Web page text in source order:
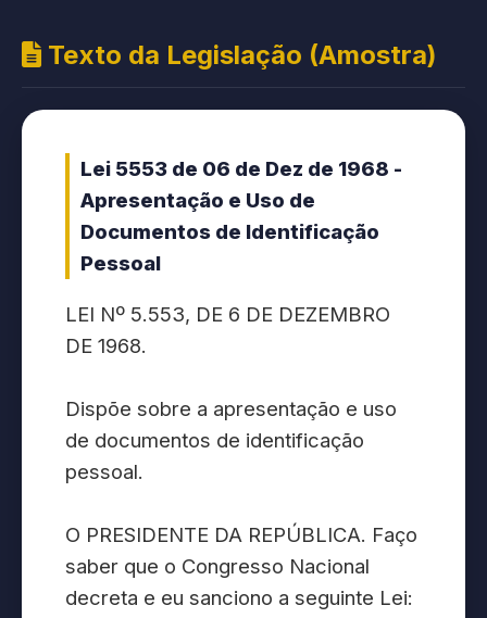
Texto da Legislação (Amostra)
Lei 5553 de 06 de Dez de 1968 -
Apresentação e Uso de
Documentos de Identificação
Pessoal
LEI Nº 5.553, DE 6 DE DEZEMBRO
DE 1968.
Dispõe sobre a apresentação e uso
de documentos de identificação
pessoal.
O PRESIDENTE DA REPÚBLICA. Faço
saber que o Congresso Nacional
decreta e eu sanciono a seguinte Lei: